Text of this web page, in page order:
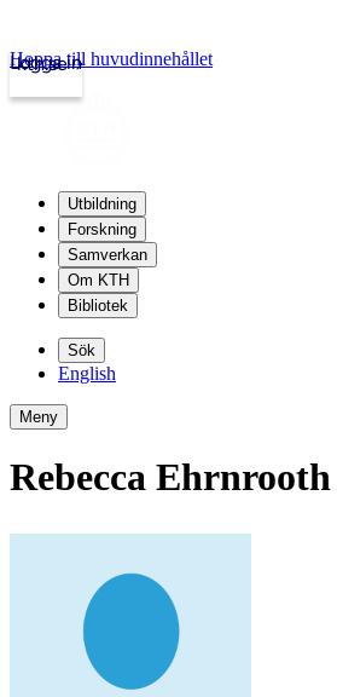
kth.se
Logga in
Hoppa till huvudinnehållet
Utbildning
Forskning
Samverkan
Om KTH
Bibliotek
Sök
English
Meny
Rebecca